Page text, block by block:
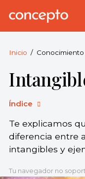
Concepto.
derechos
reservados.
Inicio Conocimiento
Índice
Te explicamos
diferencia entre
intangibles y
Tu navegador no